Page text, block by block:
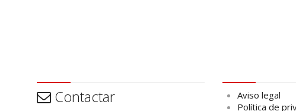
Contactar
Aviso legal
Política de